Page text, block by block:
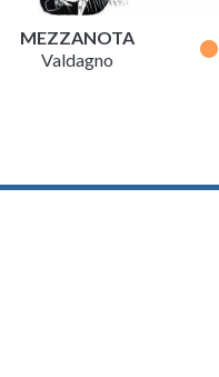
MEZZANOTA
Valdagno
fiber_manual_record